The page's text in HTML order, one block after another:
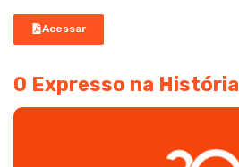
Acessar
O Expresso na História